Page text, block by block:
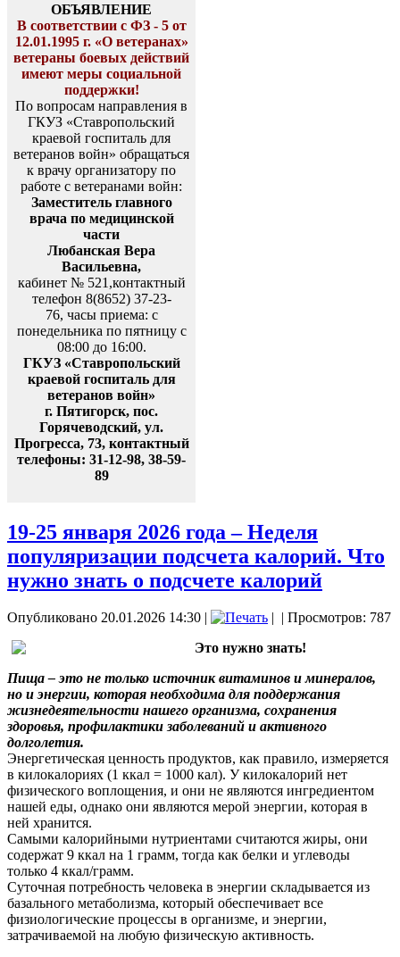
ОБЪЯВЛЕНИЕ
В соответствии с ФЗ - 5 от
12.01.1995 г. «О ветеранах»
ветераны боевых действий
имеют меры социальной
поддержки!
По вопросам направления в
ГКУЗ «Ставропольский
краевой госпиталь для
ветеранов войн» обращаться
к врачу организатору по
работе с ветеранами войн:
Заместитель главного
врача по медицинской
части
Любанская Вера
Васильевна,
кабинет № 521,контактный
телефон 8(8652) 37-23-
76, часы приема: с
понедельника по пятницу с
08:00 до 16:00.
ГКУЗ «Ставропольский
краевой госпиталь для
ветеранов войн»
г. Пятигорск, пос.
Горячеводский, ул.
Прогресса, 73, контактный
телефоны: 31-12-98, 38-59-
89
19-25 января 2026 года – Неделя
популяризации подсчета калорий. Что
нужно знать о подсчете калорий
Опубликовано 20.01.2026 14:30 | | | Просмотров: 787
Это нужно знать!
Пища – это не только источник витаминов и минералов,
но и энергии, которая необходима для поддержания
жизнедеятельности нашего организма, сохранения
здоровья, профилактики заболеваний и активного
долголетия.
Энергетическая ценность продуктов, как правило, измеряется
в килокалориях (1 ккал = 1000 кал). У килокалорий нет
физического воплощения, и они не являются ингредиентом
нашей еды, однако они являются мерой энергии, которая в
ней хранится.
Самыми калорийными нутриентами считаются жиры, они
содержат 9 ккал на 1 грамм, тогда как белки и углеводы
только 4 ккал/грамм.
Суточная потребность человека в энергии складывается из
базального метаболизма, который обеспечивает все
физиологические процессы в организме, и энергии,
затрачиваемой на любую физическую активность.